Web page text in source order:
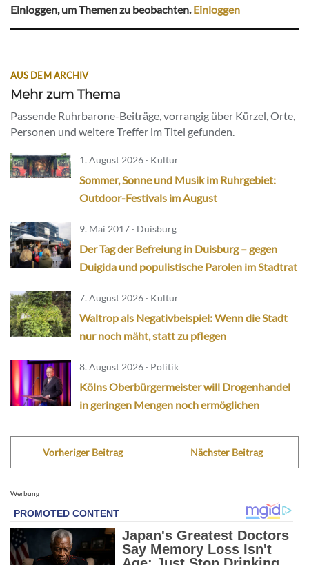
Einloggen, um Themen zu beobachten.Einloggen
AUS DEM ARCHIV
Mehr zum Thema
Passende Ruhrbarone-Beiträge, vorrangig über Kürzel, Orte,
Personen und weitere Treffer im Titel gefunden.
1. August 2026 · Kultur
Sommer, Sonne und Musik im Ruhrgebiet:
Outdoor-Festivals im August
9. Mai 2017 · Duisburg
Der Tag der Befreiung in Duisburg – gegen
Duigida und populistische Parolen im Stadtrat
7. August 2026 · Kultur
Waltrop als Negativbeispiel: Wenn die Stadt
nur noch mäht, statt zu pflegen
8. August 2026 · Politik
Kölns Oberbürgermeister will Drogenhandel
in geringen Mengen noch ermöglichen
Vorheriger Beitrag Nächster Beitrag
Werbung